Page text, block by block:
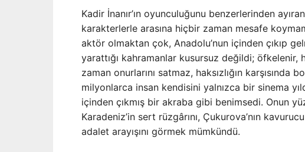
Kadir İnanır’ın oyunculuğunu benzerlerinden
karakterlerle arasına hiçbir zaman mesafe
aktör olmaktan çok, Anadolu’nun içinden çıkıp
yarattığı kahramanlar kusursuz değildi;
zaman onurlarını satmaz, haksızlığın
milyonlarca insan kendisini yalnızca bir sinema
içinden çıkmış bir akraba gibi benimsedi. Onun
Karadeniz’in sert rüzgârını, Çukurova’nın
adalet arayışını görmek mümkündü.